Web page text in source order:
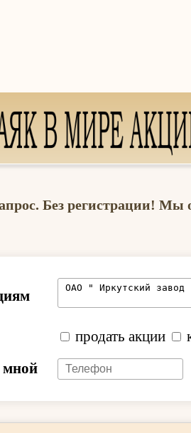
Без регистрации! Мы
продать акции
мной